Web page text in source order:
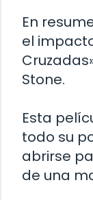
En
el
Stone.
Esta
todo su
abrirse
de una